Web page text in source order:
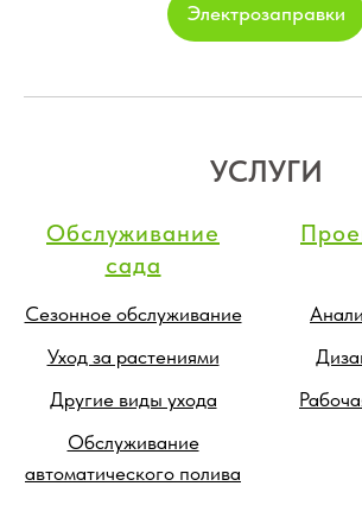
Электрозаправки
УСЛУГИ
Обслуживание
сада
Сезонное обслуживание
Уход за растениями
Другие виды ухода
Обслуживание
автоматического полива